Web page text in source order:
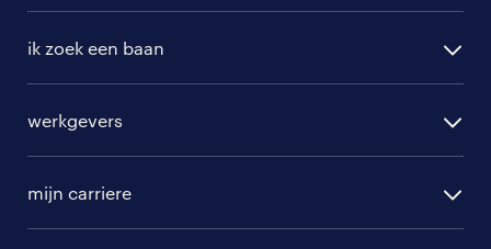
ik zoek een baan
randstad professional
randstad digital
werkgevers
mijn carriere